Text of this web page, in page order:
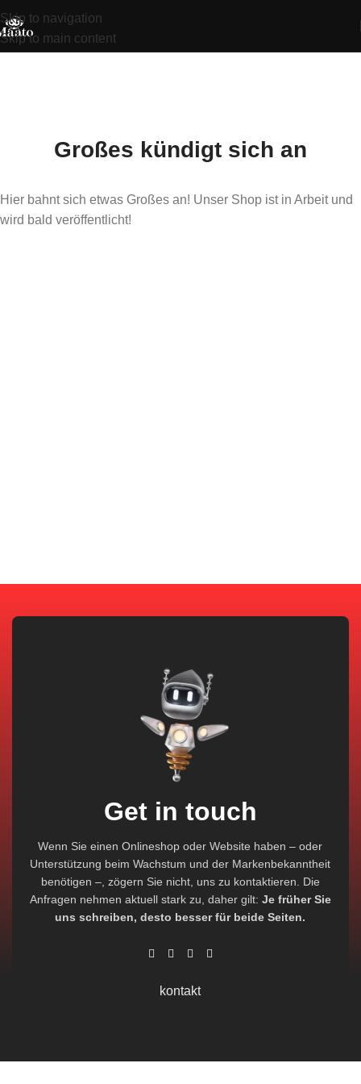
Skip to navigation
Skip to main content
Großes kündigt sich an
Hier bahnt sich etwas Großes an! Unser Shop ist in Arbeit und
wird bald veröffentlicht!
Get in touch
Wenn Sie einen Onlineshop oder Website haben – oder
Unterstützung beim Wachstum und der Markenbekanntheit
benötigen –, zögern Sie nicht, uns zu kontaktieren. Die
Anfragen nehmen aktuell stark zu, daher gilt: Je früher Sie
uns schreiben, desto besser für beide Seiten.
kontakt